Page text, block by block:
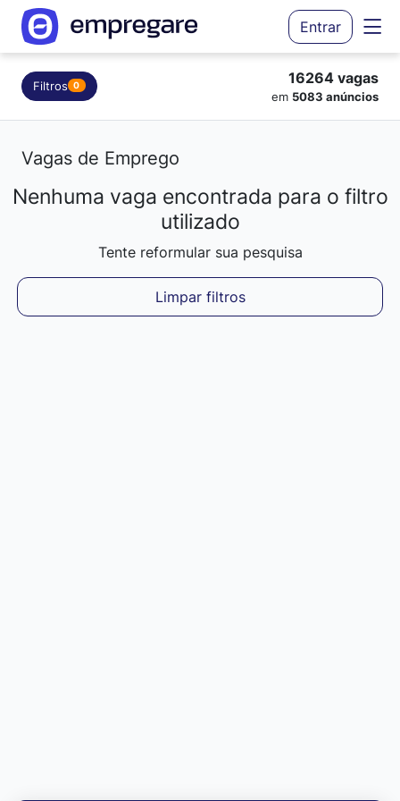
Entrar
Filtros 0 16264 vagas
em 5083 anúncios
Vagas de Emprego
Carregando resultados...
Nenhuma vaga encontrada para o filtro
utilizado
Tente reformular sua pesquisa
Limpar filtros